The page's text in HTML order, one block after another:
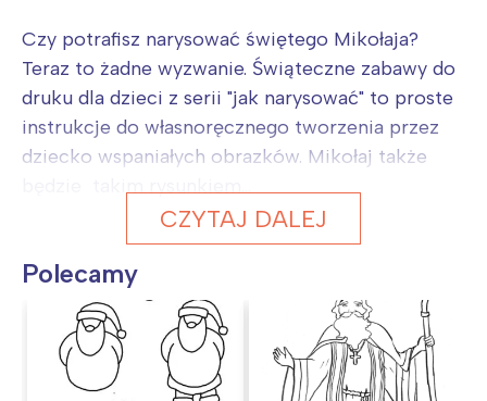
Czy potrafisz narysować świętego Mikołaja?
Teraz to żadne wyzwanie. Świąteczne zabawy do
druku dla dzieci z serii "jak narysować" to proste
instrukcje do własnoręcznego tworzenia przez
dziecko wspaniałych obrazków. Mikołaj także
CZYTAJ DALEJ
Polecamy